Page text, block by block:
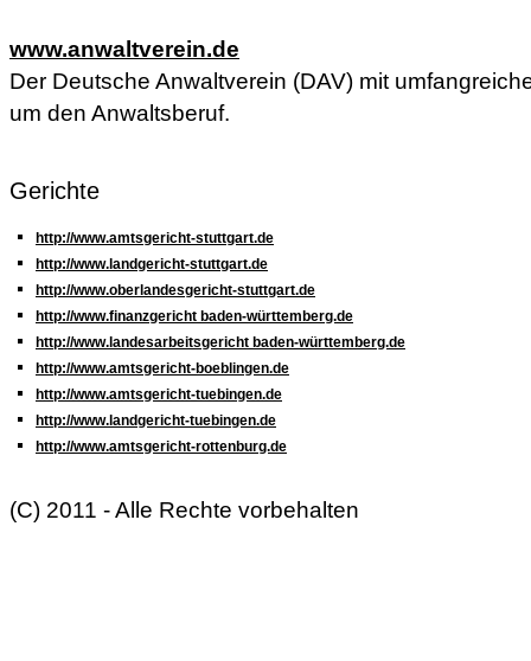
www.anwaltverein.de
Der Deutsche Anwaltverein (DAV) mit
um den Anwaltsberuf.
Gerichte
http://www.amtsgericht-stuttgart.de
http://www.landgericht-stuttgart.de
http://www.oberlandesgericht-stuttgart.de
http://www.finanzgericht baden-württemberg.de
http://www.landesarbeitsgericht baden-württemberg.de
http://www.amtsgericht-boeblingen.de
http://www.amtsgericht-tuebingen.de
http://www.landgericht-tuebingen.de
http://www.amtsgericht-rottenburg.de
(C) 2011 - Alle Rechte vorbehalten